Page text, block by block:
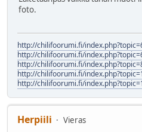
foto.
http://chilifoorumi.fi/
http://chilifoorumi.fi/
http://chilifoorumi.fi/
http://chilifoorumi.fi/
http://chilifoorumi.fi/
Herpiili
Vieras